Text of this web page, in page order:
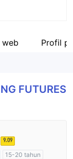
Profil
FUTURES
9.09
15-20 tahun